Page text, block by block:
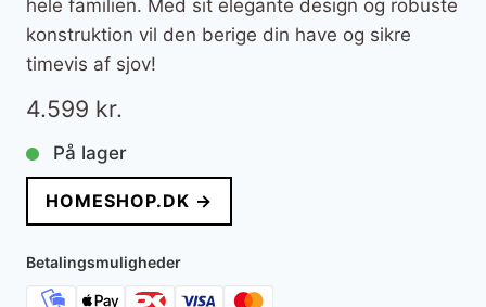
hele familien. Med sit elegante design og robuste
konstruktion vil den berige din have og sikre
timevis af sjov!
4.599 kr.
På lager
HOMESHOP.DK →
Betalingsmuligheder